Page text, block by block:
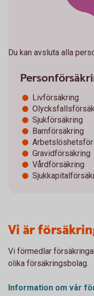
Livförsäkring
Sjukförsäkring
Barnförsäkring
Gravidförsäkring
Vårdförsäkring
Du kan avsluta alla
Vi är
Vi förmedlar
olika försäkringsbolag.
Information om vår